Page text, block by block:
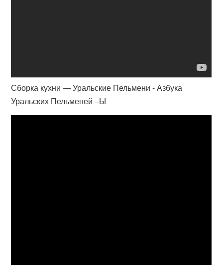
Сборка кухни — Уральские Пельмени - Азбука
Уральских Пельменей –Ы